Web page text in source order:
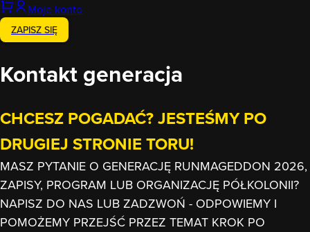
Moje konto
ZAPISZ SIĘ
Kontakt generacja
CHCESZ POGADAĆ? JESTEŚMY PO
DRUGIEJ STRONIE TORU!
MASZ PYTANIE O GENERACJĘ RUNMAGEDDON 2026,
ZAPISY, PROGRAM LUB ORGANIZACJĘ PÓŁKOLONII?
NAPISZ DO NAS LUB ZADZWOŃ - ODPOWIEMY I
POMOŻEMY PRZEJŚĆ PRZEZ TEMAT KROK PO